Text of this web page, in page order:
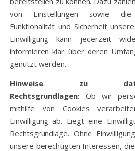
von Einstellungen sowie die
Funktionalität und Sicherheit
Einwilligung kann jederzeit
informieren klar über deren
genutzt werden.
Hinweise zu
Rechtsgrundlagen: Ob wir
mithilfe von Cookies
Einwilligung ab. Liegt eine
Rechtsgrundlage. Ohne
unsere berechtigten Interessen,